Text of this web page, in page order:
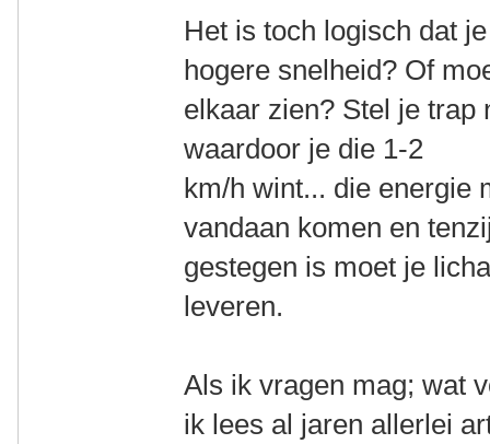
Het is toch logisch dat
hogere snelheid? Of
elkaar zien? Stel je trap
waardoor je die 1-2
km/h wint... die energie
vandaan komen en
gestegen is moet je
leveren.
Als ik vragen mag; wat
ik lees al jaren allerlei